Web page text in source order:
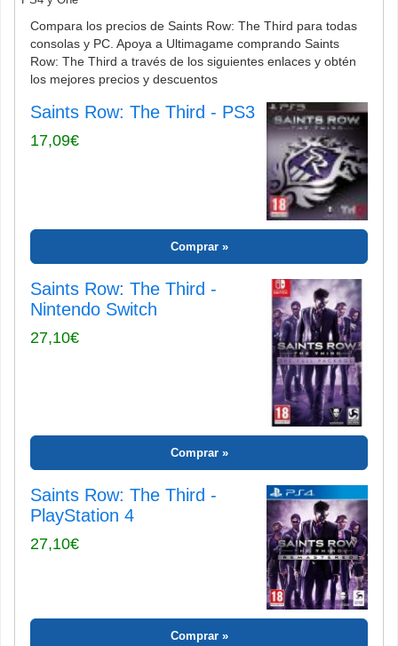
Compara los precios de Saints Row: The Third para todas
consolas y PC. Apoya a Ultimagame comprando Saints
Row: The Third a través de los siguientes enlaces y obtén
los mejores precios y descuentos
Saints Row: The Third - PS3
17,09€
Comprar
Saints Row: The Third -
Nintendo Switch
27,10€
Comprar
Saints Row: The Third -
PlayStation 4
27,10€
Comprar